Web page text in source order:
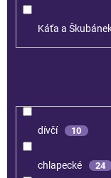
Káťa a
dívčí 10
chlapecké 24